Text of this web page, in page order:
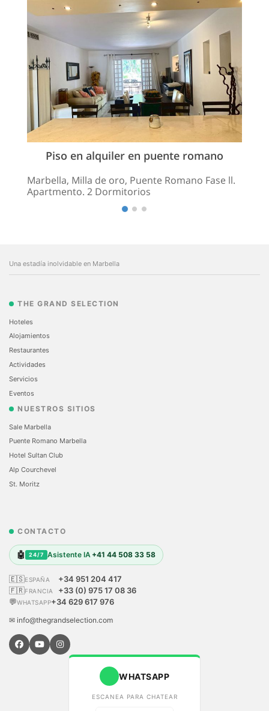
Piso en alquiler en puente romano
Marbella, Milla de oro, Puente Romano Fase ll.
Apartmento. 2 Dormitorios
Una estadía inolvidable en Marbella
THE GRAND SELECTION
Hoteles
Alojamientos
Restaurantes
Actividades
Servicios
Eventos
NUESTROS SITIOS
Sale Marbella
Puente Romano Marbella
Hotel Sultan Club
Alp Courchevel
St. Moritz
CONTACTO
🤖 24/7 Asistente IA +41 44 508 33 58
🇪🇸ESPAÑA
+34 951 204 417
🇫🇷FRANCIA
+33 (0) 975 17 08 36
💬WHATSAPP+34 629 617 976
✉ info@thegrandselection.com
WHATSAPP
ESCANEA PARA CHATEAR